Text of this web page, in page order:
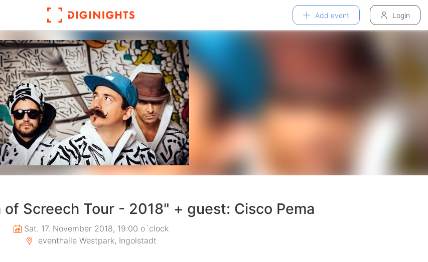
Add event Login
of Screech Tour - 2018" + guest: Cisco Pema
Sat. 17. November 2018, 19:00 o´clock
eventhalle Westpark, Ingolstadt